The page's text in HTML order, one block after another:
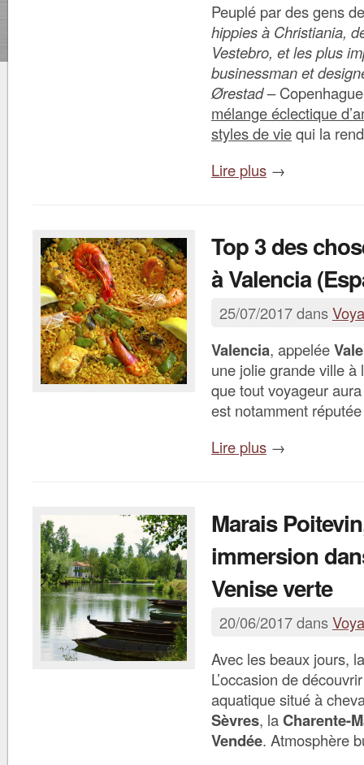
Peuplé par des gens
hippies à Christiania,
Vestebro, et les plus
businessman et
Ørestad–
mélange éclectique
styles de viequi la
Lire plus →
Top 3 des
à Valencia
25/07/2017 dans
Valencia, appelée
une jolie grande ville à
que tout voyageur
est notamment
Lire plus →
Marais
immersion
Venise verte
20/06/2017 dans
Avec les beaux jours,
L’occasion de
aquatique situé à
Sèvres, laCharente-
Vendée. Atmosphère